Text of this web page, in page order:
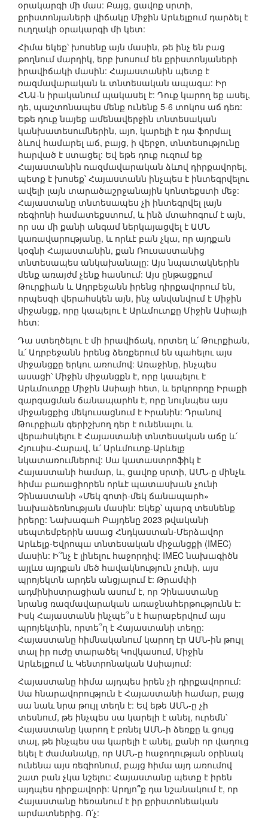
օրակարգի մի մաս: Բայց, ցավոք սրտի,
քրիստոնյաների վիճակը Միջին Արևելքում դարձել է
ուղղակի օրակարգի մի կետ:
Հիմա եկեք՝ խոսենք այն մասին, թե ինչ են բաց
թողնում մարդիկ, երբ խոսում են քրիստոնյաների
իրավիճակի մասին: Հայաստանին պետք է
ռազմավարական և տնտեսական ապագա: Իր
ՀՆԱ-ն իրականում պակասել է: Դուք կարող եք ասել,
դե, պաշտոնապես մենք ունենք 5-6 տոկոս աճ դեռ:
Եթե դուք նայեք ամենավերջին տնտեսական
կանխատեսումներին, այո, կարելի է դա ֆորմալ
ձևով համարել աճ, բայց, ի վերջո, տնտեսությունը
հարված է ստացել: Եվ եթե դուք ուզում եք
Հայաստանին ռազմավարական ձևով դիրքավորել,
պետք է խոսեք՝ Հայաստանն ինչպես է ինտեգրվելու
ավելի լայն տարածաշրջանային կոնտեքստի մեջ:
Հայաստանը տնտեսապես չի ինտեգրվել լայն
ռեգիոնի համատեքստում, և ինձ մտահոգում է այն,
որ սա մի քանի անգամ ներկայացվել է ԱՄՆ
կառավարությանը, և որևէ բան չկա, որ այդքան
կօգնի Հայաստանին, քան Ռուսաստանից
տնտեսապես անկախանալը: Այս նպատակներին
մենք առայժմ չենք հասնում: Այս ընթացքում
Թուրքիան և Ադրբեջանն իրենց դիրքավորում են,
որպեսզի վերահսկեն այն, ինչ անվանվում է Միջին
միջանցք, որը կապելու է Արևմուտքը Միջին Ասիայի
հետ:
Դա ստեղծելու է մի իրավիճակ, որտեղ և՛ Թուրքիան,
և՛ Ադրբեջանն իրենց ձեռքերում են պահելու այս
միջանցքը երկու առումով: Առաջինը, ինչպես
ասացի՝ Միջին միջանցքն է, որը կապելու է
Արևմուտքը Միջին Ասիայի հետ, և երկրորդը Իրաքի
զարգացման ճանապարհն է, որը նույնպես այս
միջանցքից մեկուսացնում է Իրանին: Դրանով
Թուրքիան գերիշխող դեր է ունենալու և
վերահսկելու է Հայաստանի տնտեսական աճը և՛
Հյուսիս-Հարավ, և՛ Արևմուտք-Արևելք
նկատառումներով: Սա կատաստրոֆիկ է
Հայաստանի համար, և, ցավոք սրտի, ԱՄՆ-ը մինչև
հիմա բառացիորեն որևէ պատասխան չունի
Չինաստանի «Մեկ գոտի-մեկ ճանապարհ»
նախաձեռնության մասին: Եկեք՝ պարզ տեսնենք
իրերը: Նախագահ Բայդենը 2023 թվականի
սեպտեմբերին ասաց Հնդկաստան-Մերձավոր
Արևելք-Եվրոպա տնտեսական միջանցքի (IMEC)
մասին: Ի՞նչ է լինելու հաջորդիվ: IMEC նախագիծն
այլևս այդքան մեծ հավակնություն չունի, այս
պրոյեկտն արդեն անցյալում է: Թրամփի
ադմինիստրացիան ասում է, որ Չինաստանը
նրանց ռազմավարական առաջնահերթությունն է:
Իսկ Հայաստանն ինչպե՞ս է հարաբերվում այս
պրոյեկտին, որտե՞ղ է Հայաստանի տեղը:
Հայաստանը հիմնականում կարող էր ԱՄՆ-ին թույլ
տալ իր ուժը տարածել Կովկասում, Միջին
Արևելքում և Կենտրոնական Ասիայում:
Հայաստանը հիմա այդպես իրեն չի դիրքավորում:
Սա հնարավորություն է Հայաստանի համար, բայց
սա նաև նրա թույլ տեղն է: Եվ եթե ԱՄՆ-ը չի
տեսնում, թե ինչպես սա կարելի է անել, ուրեմն՝
Հայաստանը կարող է բռնել ԱՄՆ-ի ձեռքը և ցույց
տալ, թե ինչպես սա կարելի է անել, քանի որ վաղուց
եկել է ժամանակը, որ ԱՄՆ-ը հաջողության օրինակ
ունենա այս ռեգիոնում, բայց հիմա այդ առումով
շատ բան չկա նշելու: Հայաստանը պետք է իրեն
այդպես դիրքավորի: Արդյո՞ք դա նշանակում է, որ
Հայաստանը հեռանում է իր քրիստոնեական
արմատներից. Ո՛չ: